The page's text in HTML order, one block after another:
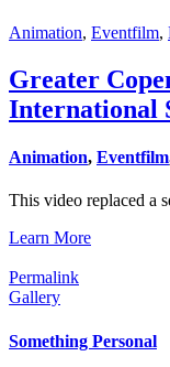
Animation, Eventfilm,
Greater
International
Animation, Eventfilm
This video replaced a
Learn More
Permalink
Gallery
Something Personal